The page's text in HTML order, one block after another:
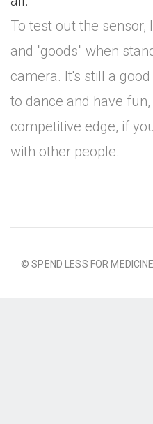
To test out the sensor,
and "goods" when
camera. It's still a
to dance and have
competitive edge, if
with other people.
© SPEND LESS FOR